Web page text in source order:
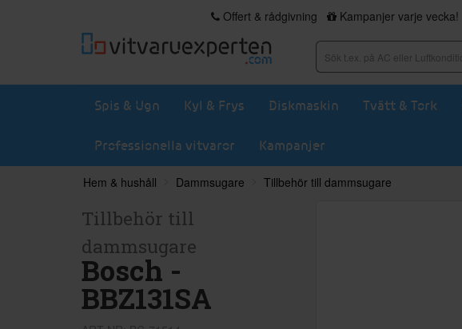
Offert & rådgivning Kampanjer varje vecka!
Spis & Ugn Kyl & Frys Diskmaskin Tvätt & Tork
Professionella vitvaror Kampanjer
Hem & hushåll Dammsugare Tillbehör till dammsugare
Tillbehör till
dammsugare
Bosch -
BBZ131SA